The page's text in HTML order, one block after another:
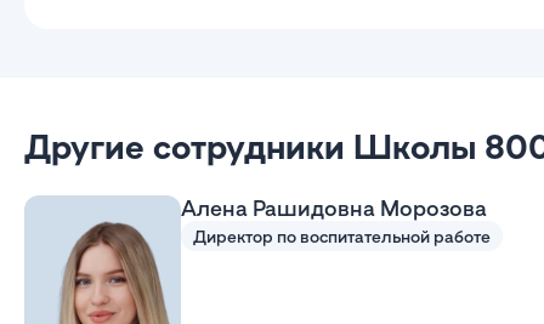
Другие сотрудники Школы
Алена Рашидовна Морозова
Директор по воспитательной работе